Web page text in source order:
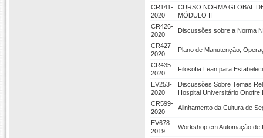
CR141-
2020
CURSO NORMA GLOBAL
MÓDULO II
CR426-
2020
Discussões sobre a Norma
CR427-
2020
Plano de Manutenção,
CR435-
2020
Filosofia Lean para
EV253-
2020
Discussões Sobre Temas
Hospital Universitário Onofre
CR599-
2020
Alinhamento da Cultura de
EV678-
2019
Workshop em Automação